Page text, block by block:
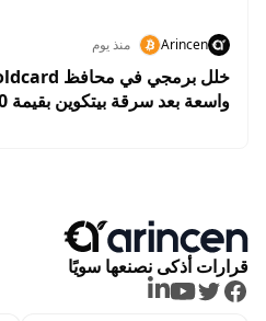
Arincen منذ يوم
واسعة بعد سرقة بيتكوين بقيمة 130 مليون دولار
قرارات أذكى نصنعها سويًا
Facebook
Twitter
Youtube
LinkedIn